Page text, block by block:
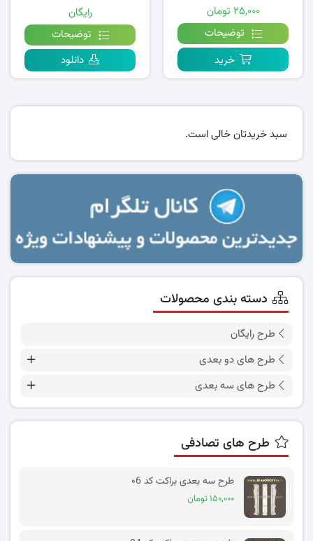
۲۵,۰۰۰ تومان
توضیحات
خرید
رایگان
توضیحات
دانلود
سبد خریدتان خالی است.
دسته بندی محصولات
طرح رایگان
طرح های دو بعدی
طرح های سه بعدی
طرح های تصادفی
طرح سه بعدی براکت کد ۰6
۱۵۰,۰۰۰ تومان